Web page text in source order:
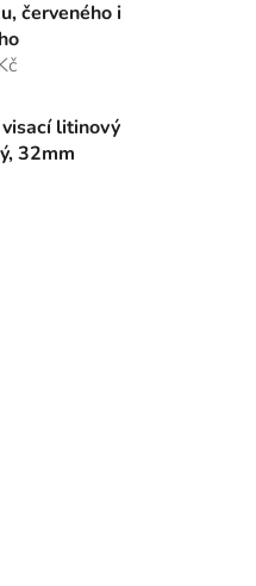
červeného i
litinový
32mm